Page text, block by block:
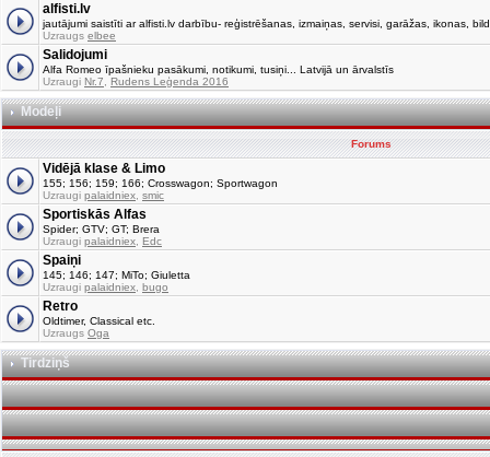
alfisti.lv
jautājumi saistīti ar alfisti.lv darbību- reģistrēšanas, izmaiņas, servisi, garāžas, ikonas,
Uzraugs elbee
Salidojumi
Alfa Romeo īpašnieku pasākumi, notikumi, tusiņi... Latvijā un ārvalstīs
Uzraugi Nr.7 Rudens Leģenda 2016
Modeļi
Forums
Vidējā klase & Limo
155; 156; 159; 166; Crosswagon; Sportwagon
Uzraugi palaidniex smic
Sportiskās Alfas
Spider; GTV; GT; Brera
Uzraugi palaidniex Edc
Spaiņi
145; 146; 147; MiTo; Giuletta
Uzraugi palaidniex bugo
Retro
Oldtimer, Classical etc.
Uzraugs Oga
Tirdziņš